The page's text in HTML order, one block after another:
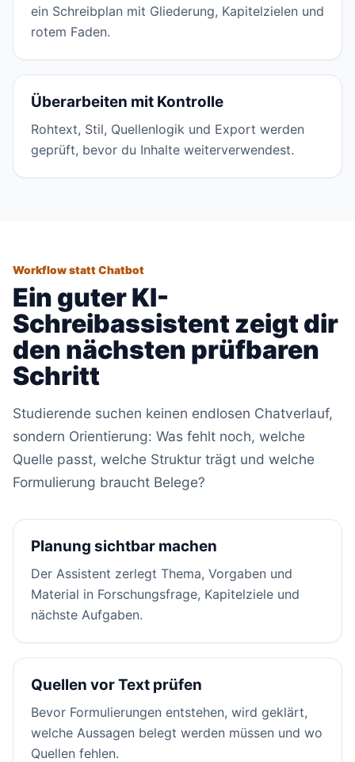
ein Schreibplan mit Gliederung, Kapitelzielen und
rotem Faden.
Überarbeiten mit Kontrolle
Rohtext, Stil, Quellenlogik und Export werden
geprüft, bevor du Inhalte weiterverwendest.
Workflow statt Chatbot
Ein guter KI-
Schreibassistent zeigt dir
den nächsten prüfbaren
Schritt
Studierende suchen keinen endlosen Chatverlauf,
sondern Orientierung: Was fehlt noch, welche
Quelle passt, welche Struktur trägt und welche
Formulierung braucht Belege?
Planung sichtbar machen
Der Assistent zerlegt Thema, Vorgaben und
Material in Forschungsfrage, Kapitelziele und
nächste Aufgaben.
Quellen vor Text prüfen
Bevor Formulierungen entstehen, wird geklärt,
welche Aussagen belegt werden müssen und wo
Quellen fehlen.